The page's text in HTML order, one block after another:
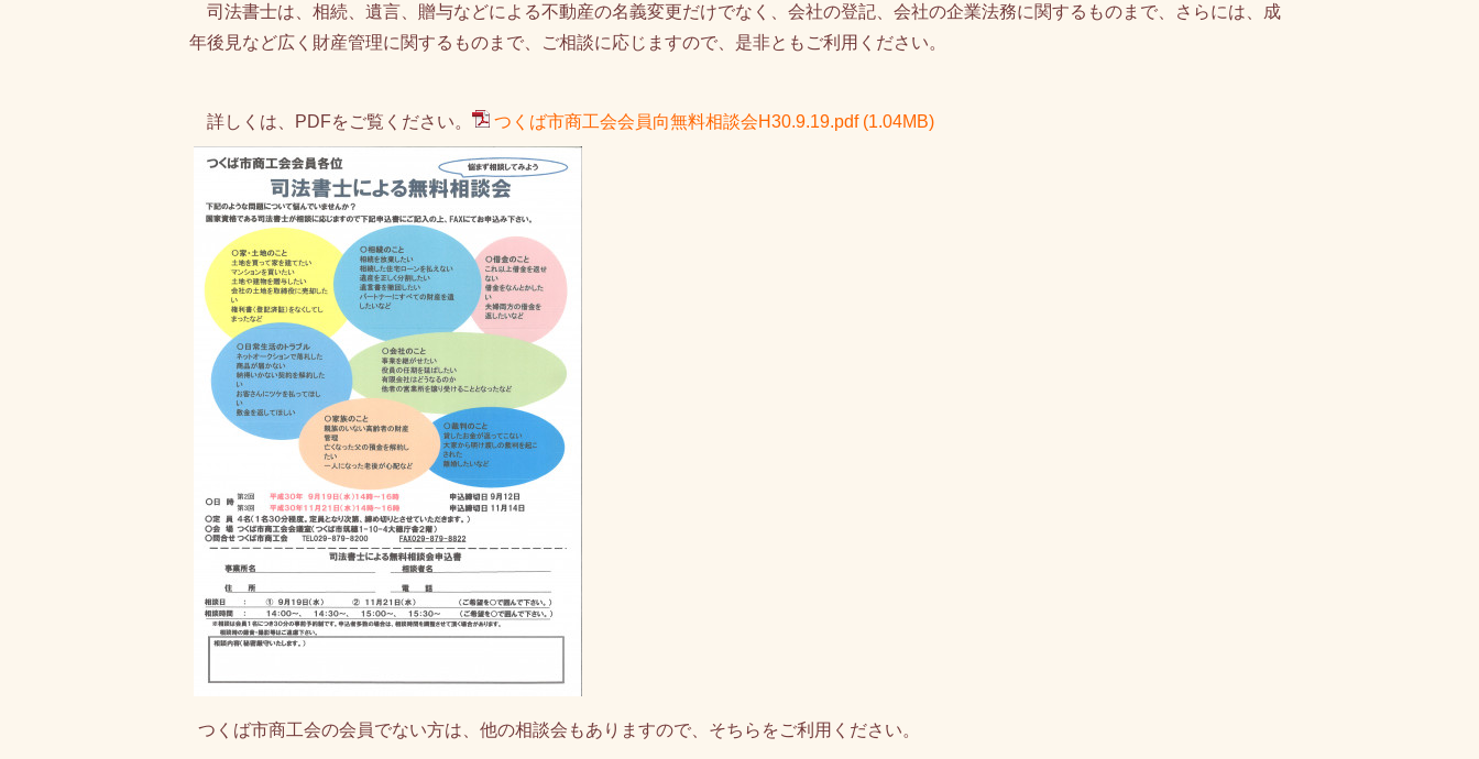
司法書士は、相続、遺言、贈与などによる不動産の名義変更だけでなく、会社の登記、会社の企業法務に関するものまで、
さらには、成
年後見など広く財産管理に関するものまで、ご相談に応じますので、是非ともご利用ください。
詳しくは、PDFをご覧ください。 つくば市商工会会員向無料相談会H30.9.19.pdf(1.04MB)
つくば市商工会の会員でない方は、他の相談会もありますので、そちらをご利用ください。